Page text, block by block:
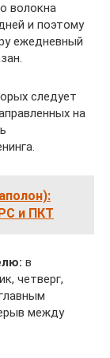
волокна
и поэтому
ежедневный
следует
на
и ПКТ
в
четверг,
между